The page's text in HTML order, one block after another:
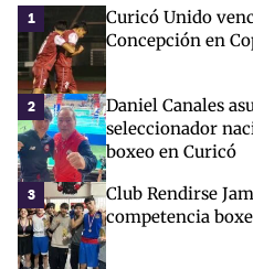
1
Curicó Unido
Concepción en
2
Daniel Canales
seleccionador
boxeo en Curicó
3
Club Rendirse
competencia